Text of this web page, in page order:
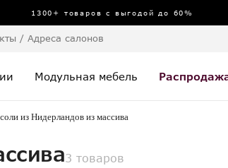
1300+ товаров с выгодой до 60%
/ Адреса салонов
Модульная мебель
из Нидерландов из массива
3 товаров